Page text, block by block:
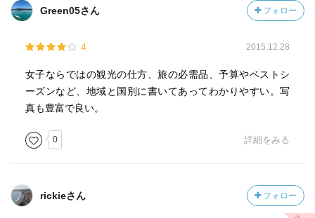
Green05さん フォロー
4 2015.12.28
女子ならではの観光の仕方、旅の必需品、予算やベストシ
ーズンなど、地域と国別に書いてあってわかりやすい。写
真も豊富で良い。
0 詳細をみる
rickieさん フォロー